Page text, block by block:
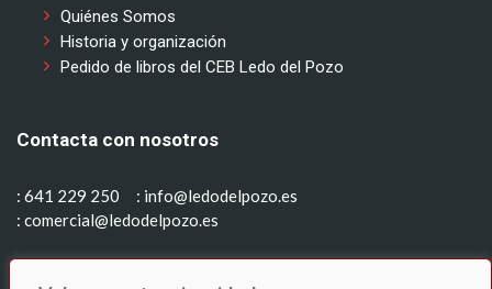
Quiénes Somos
Historia y organización
Pedido de libros del CEB Ledo del Pozo
Contacta con nosotros
: 641 229 250
: info@ledodelpozo.es
: comercial@ledodelpozo.es